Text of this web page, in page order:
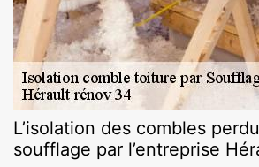
L’isolation des combles
soufflage par l’entreprise